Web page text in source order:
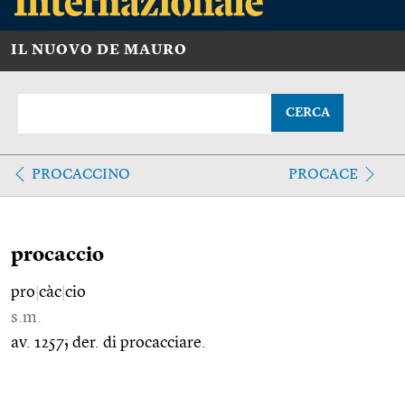
IL NUOVO DE MAURO
CERCA
PROCACCINO PROCACE
procaccio
pro càc cio
s.m.
av. 1257; der. di procacciare.